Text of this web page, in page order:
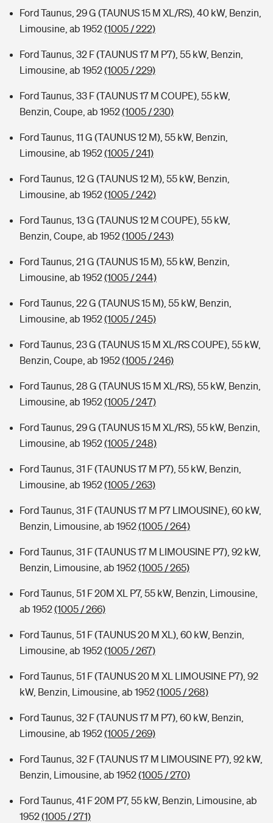
Ford Taunus, 29 G (TAUNUS 15 M XL/RS), 40 kW, Benzin,
Limousine, ab 1952(1005 / 222)
Ford Taunus, 32 F (TAUNUS 17 M P7), 55 kW, Benzin,
Limousine, ab 1952(1005 / 229)
Ford Taunus, 33 F (TAUNUS 17 M COUPE), 55 kW,
Benzin, Coupe, ab 1952(1005 / 230)
Ford Taunus, 11 G (TAUNUS 12 M), 55 kW, Benzin,
Limousine, ab 1952(1005 / 241)
Ford Taunus, 12 G (TAUNUS 12 M), 55 kW, Benzin,
Limousine, ab 1952(1005 / 242)
Ford Taunus, 13 G (TAUNUS 12 M COUPE), 55 kW,
Benzin, Coupe, ab 1952(1005 / 243)
Ford Taunus, 21 G (TAUNUS 15 M), 55 kW, Benzin,
Limousine, ab 1952(1005 / 244)
Ford Taunus, 22 G (TAUNUS 15 M), 55 kW, Benzin,
Limousine, ab 1952(1005 / 245)
Ford Taunus, 23 G (TAUNUS 15 M XL/RS COUPE), 55 kW,
Benzin, Coupe, ab 1952(1005 / 246)
Ford Taunus, 28 G (TAUNUS 15 M XL/RS), 55 kW, Benzin,
Limousine, ab 1952(1005 / 247)
Ford Taunus, 29 G (TAUNUS 15 M XL/RS), 55 kW, Benzin,
Limousine, ab 1952(1005 / 248)
Ford Taunus, 31 F (TAUNUS 17 M P7), 55 kW, Benzin,
Limousine, ab 1952(1005 / 263)
Ford Taunus, 31 F (TAUNUS 17 M P7 LIMOUSINE), 60 kW,
Benzin, Limousine, ab 1952(1005 / 264)
Ford Taunus, 31 F (TAUNUS 17 M LIMOUSINE P7), 92 kW,
Benzin, Limousine, ab 1952(1005 / 265)
Ford Taunus, 51 F 20M XL P7, 55 kW, Benzin, Limousine,
ab 1952(1005 / 266)
Ford Taunus, 51 F (TAUNUS 20 M XL), 60 kW, Benzin,
Limousine, ab 1952(1005 / 267)
Ford Taunus, 51 F (TAUNUS 20 M XL LIMOUSINE P7), 92
kW, Benzin, Limousine, ab 1952(1005 / 268)
Ford Taunus, 32 F (TAUNUS 17 M P7), 60 kW, Benzin,
Limousine, ab 1952(1005 / 269)
Ford Taunus, 32 F (TAUNUS 17 M LIMOUSINE P7), 92 kW,
Benzin, Limousine, ab 1952(1005 / 270)
Ford Taunus, 41 F 20M P7, 55 kW, Benzin, Limousine, ab
1952(1005 / 271)